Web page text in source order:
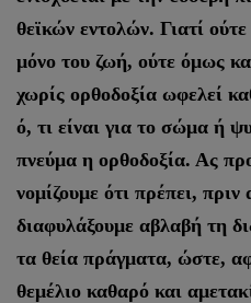
θεϊκών εντολών. Γιατί
μόνο του ζωή, ούτε όμως
χωρίς ορθοδοξία ωφελεί
ό, τι είναι για το σώμα ή
πνεύμα η ορθοδοξία. Ας
νομίζουμε ότι πρέπει,
διαφυλάξουμε αβλαβή τη
τα θεία πράγματα, ώστε,
θεμέλιο καθαρό και